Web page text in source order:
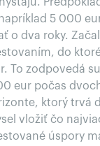
5 000
o dva roky.
do
To zodpovedá
eur počas
ktorý trvá
vložiť čo
úspory